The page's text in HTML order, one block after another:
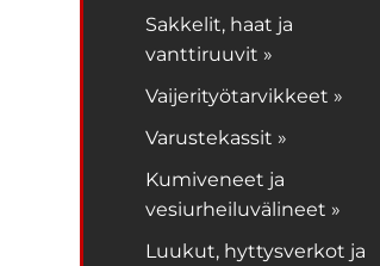
Sakkelit, haat ja
vanttiruuvit »
Vaijerityötarvikkeet »
Varustekassit »
Kumiveneet ja
vesiurheiluvälineet »
Luukut, hyttysverkot ja